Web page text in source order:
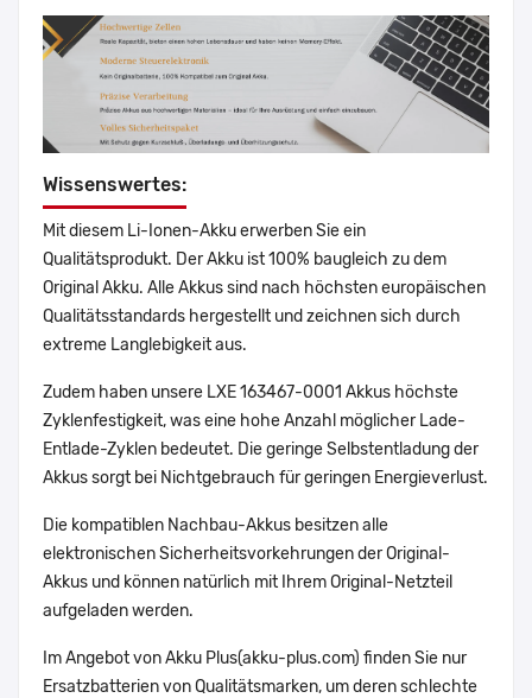
Wissenswertes:
Mit diesem Li-Ionen-Akku erwerben Sie ein
Qualitätsprodukt. Der Akku ist 100% baugleich zu dem
Original Akku. Alle Akkus sind nach höchsten europäischen
Qualitätsstandards hergestellt und zeichnen sich durch
extreme Langlebigkeit aus.
Zudem haben unsere LXE 163467-0001 Akkus höchste
Zyklenfestigkeit, was eine hohe Anzahl möglicher Lade-
Entlade-Zyklen bedeutet. Die geringe Selbstentladung der
Akkus sorgt bei Nichtgebrauch für geringen Energieverlust.
Die kompatiblen Nachbau-Akkus besitzen alle
elektronischen Sicherheitsvorkehrungen der Original-
Akkus und können natürlich mit Ihrem Original-Netzteil
aufgeladen werden.
Im Angebot von Akku Plus(akku-plus.com) finden Sie nur
Ersatzbatterien von Qualitätsmarken, um deren schlechte